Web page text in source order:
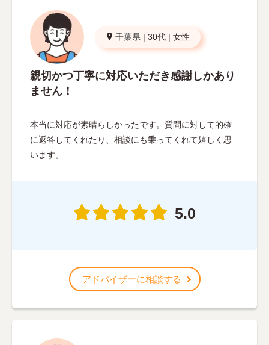
千葉県 | 30代 | 女性
親切かつ丁寧に対応いただき感謝しかあり
ません！
本当に対応が素晴らしかったです。質問に対して的確
に返答してくれたり、相談にも乗ってくれて嬉しく思
います。
5.0
アドバイザーに相談する